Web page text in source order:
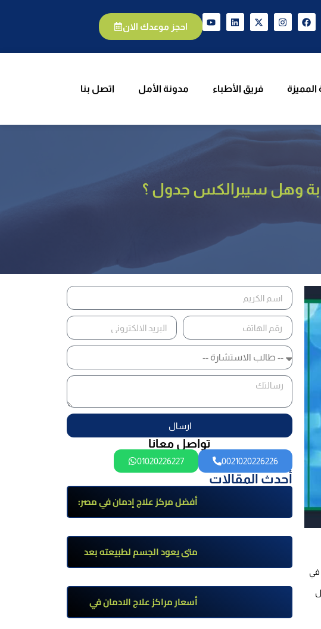
احجز موعدك الان
المميزة فريق الأطباء مدونة الأمل اتصل بنا
فريق الأطباء مدونة الأمل اتصل بنا
وهل سيبرالكس جدول ؟
في
ارسال
تواصل معانا
0021020226226
01020226227
أحدث المقالات
أفضل مركز علاج إدمان في مصر:
برامج علاج معتمدة وتعافي آمن
تحت إشراف طبي
متى يعود الجسم لطبيعته بعد
ترك مخدر الآيس؟ مراحل التعافي
والعوامل المؤثرة
أسعار مراكز علاج الادمان في
مصر: كم تبلغ التكلفة وما الذي